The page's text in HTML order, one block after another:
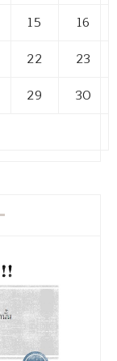
15
16
22
23
29
30